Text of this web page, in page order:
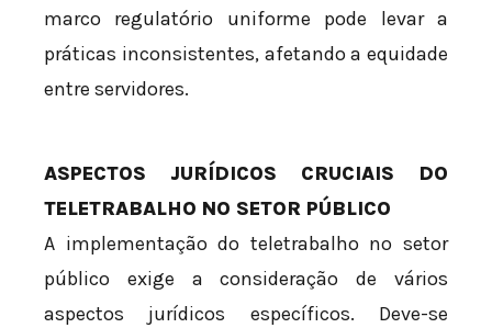
marco regulatório uniforme pode levar a
práticas inconsistentes, afetando a equidade
entre servidores.
ASPECTOS JURÍDICOS CRUCIAIS DO
TELETRABALHO NO SETOR PÚBLICO
A implementação do teletrabalho no setor
público exige a consideração de vários
aspectos jurídicos específicos. Deve-se